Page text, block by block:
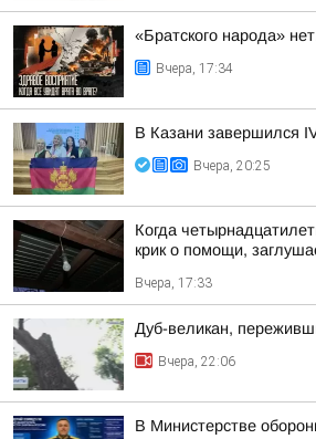
«Братского народа»
Вчера, 17:34
В Казани завершился
Вчера, 20:25
Когда
крик о помощи,
Вчера, 17:33
Дуб-великан,
Вчера, 22:06
В Министерстве